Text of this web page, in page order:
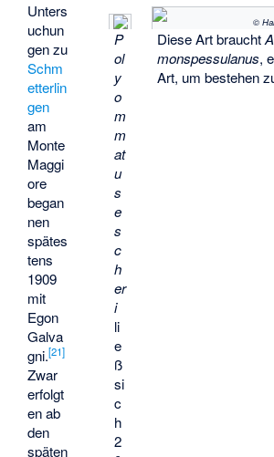
©
Diese Art braucht
monspessulanus,
Art, um bestehen
P
ol
y
o
m
m
at
u
s
e
s
c
h
er
i
li
e
ß
si
c
h
2
Unters
uchun
gen zu
Schm
etterlin
gen
am
Monte
Maggi
ore
began
nen
spätes
tens
1909
mit
Egon
Galva
gni.[21]
Zwar
erfolgt
en ab
den
späten